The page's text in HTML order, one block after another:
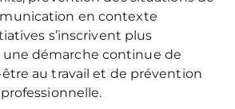
en contexte
s’inscrivent plus
démarche continue de
au travail et de prévention